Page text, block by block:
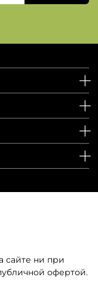
сайте ни при
офертой.